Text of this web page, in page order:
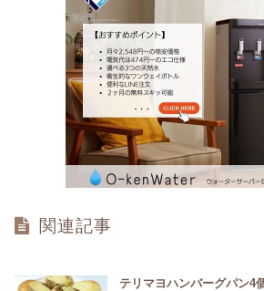
関連記事
テリマヨハンバーグパン4